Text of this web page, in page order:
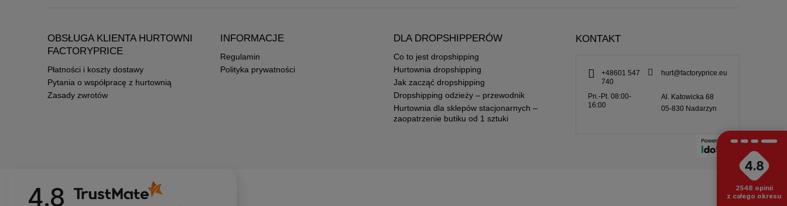
OBSŁUGA KLIENTA HURTOWNI
FACTORYPRICE
Płatności i koszty dostawy
Pytania o współpracę z hurtownią
Zasady zwrotów
INFORMACJE
Regulamin
Polityka prywatności
DLA DROPSHIPPERÓW
Co to jest dropshipping
Hurtownia dropshipping
Jak zacząć dropshipping
Dropshipping odzieży – przewodnik
Hurtownia dla sklepów stacjonarnych –
zaopatrzenie butiku od 1 sztuki
KONTAKT
+48601 547
740
hurt@factoryprice.eu
Pn.-Pt. 08:00-
16:00
Al. Katowicka 68
05-830 Nadarzyn
4.8
4.8
2548 opinii
z całego okresu